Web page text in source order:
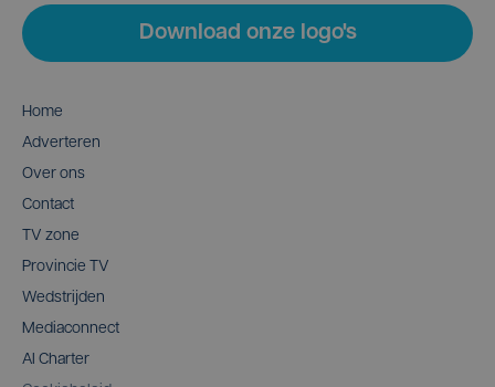
Download onze logo's
Home
Adverteren
Over ons
Contact
TV zone
Provincie TV
Wedstrijden
Mediaconnect
AI Charter